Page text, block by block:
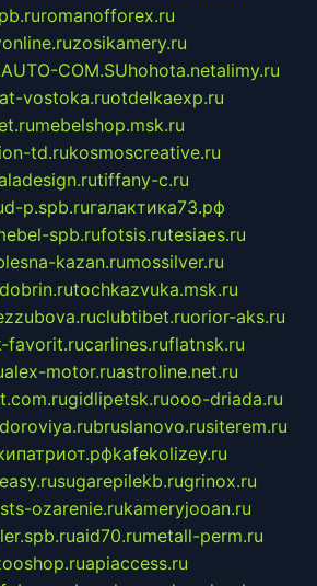
romanofforex.ru
zosikamery.ru
AUTO-COM.SUhohota.netalimy.ru
vostoka.ruotdelkaexp.ru
mebelshop.msk.ru
td.rukosmoscreative.ru
tiffany-c.ru
d-p.spb.ruгалактика73.рф
spb.rufotsis.rutesiaes.ru
kazan.rumossilver.ru
tochkazvuka.msk.ru
clubtibet.ruorior-aks.ru
favorit.rucarlines.ruflatnsk.ru
alex-motor.ruastroline.net.ru
gidlipetsk.ruooo-driada.ru
bruslanovo.rusiterem.ru
kafekolizey.ru
sugarepilekb.rugrinox.ru
ozarenie.rukameryjooan.ru
aid70.rumetall-perm.ru
apiaccess.ru